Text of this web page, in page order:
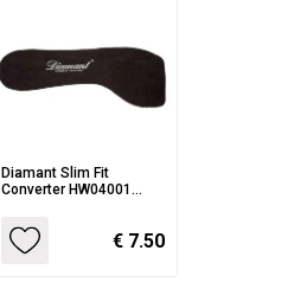
Diamant Slim Fit
Converter HW04001
€ 7.50